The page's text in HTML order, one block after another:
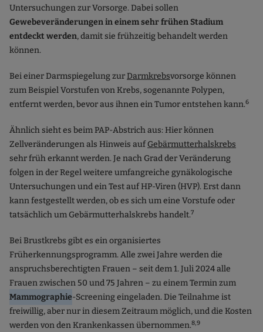
Untersuchungen zur Vorsorge. Dabei sollen
Gewebeveränderungen in einem sehr frühen Stadium
entdeckt werden, damit sie frühzeitig behandelt werden
können.
Bei einer Darmspiegelung zurDarmkrebsvorsorge können
zum Beispiel Vorstufen von Krebs, sogenannte Polypen,
entfernt werden, bevor aus ihnen ein Tumor entstehen kann.6
Ähnlich sieht es beim PAP-Abstrich aus: Hier können
Zellveränderungen als Hinweis auf Gebärmutterhalskrebs
sehr früh erkannt werden. Je nach Grad der Veränderung
folgen in der Regel weitere umfangreiche gynäkologische
Untersuchungen und ein Test auf HP-Viren (HVP). Erst dann
kann festgestellt werden, ob es sich um eine Vorstufe oder
tatsächlich um Gebärmutterhalskrebs handelt.7
Bei Brustkrebs gibt es ein organisiertes
Früherkennungsprogramm. Alle zwei Jahre werden die
anspruchsberechtigten Frauen – seit dem 1. Juli 2024 alle
Frauen zwischen 50 und 75 Jahren – zu einem Termin zum
Mammographie-Screening eingeladen. Die Teilnahme ist
freiwillig, aber nur in diesem Zeitraum möglich, und die Kosten
werden von den Krankenkassen übernommen.8,9